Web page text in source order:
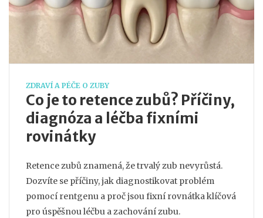
ZDRAVÍ A PÉČE O ZUBY
Co je to retence zubů? Příčiny,
diagnóza a léčba fixními
rovinátky
Retence zubů znamená, že trvalý zub nevyrůstá.
Dozvíte se příčiny, jak diagnostikovat problém
pomocí rentgenu a proč jsou fixní rovnátka klíčová
pro úspěšnou léčbu a zachování zubu.